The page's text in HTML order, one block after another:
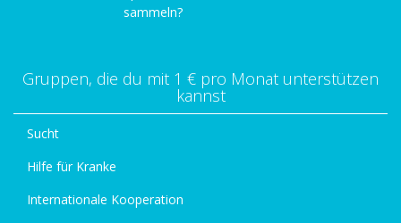
sammeln?
Gruppen, die du mit 1 € pro Monat unterstützen
kannst
Sucht
Hilfe für Kranke
Internationale Kooperation